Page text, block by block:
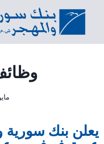
مايو 11,
يعلن بنك